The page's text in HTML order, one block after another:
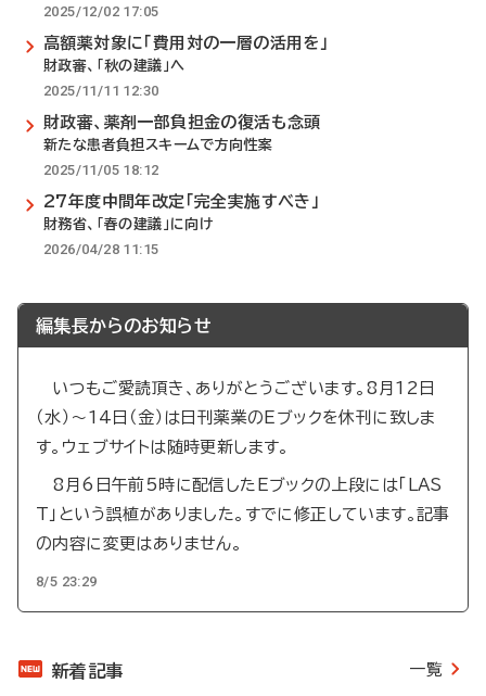
2025/12/02 17:05
高額薬対象に「費用対の一層の活用を」
財政審、「秋の建議」へ
2025/11/11 12:30
財政審、薬剤一部負担金の復活も念頭
新たな患者負担スキームで方向性案
2025/11/05 18:12
27年度中間年改定「完全実施すべき」
財務省、「春の建議」に向け
2026/04/28 11:15
編集長からのお知らせ
いつもご愛読頂き、ありがとうございます。8月12日
（水）～14日（金）は日刊薬業のEブックを休刊に致しま
す。ウェブサイトは随時更新します。
8月6日午前5時に配信したEブックの上段には「LAS
T」という誤植がありました。すでに修正しています。記事
の内容に変更はありません。
8/5 23:29
新着記事 一覧